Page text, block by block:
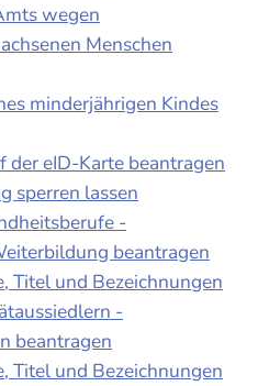
wegen
Menschen
minderjährigen Kindes
der eID-Karte beantragen
sperren lassen
-
beantragen
Titel und Bezeichnungen
-
beantragen
Titel und Bezeichnungen